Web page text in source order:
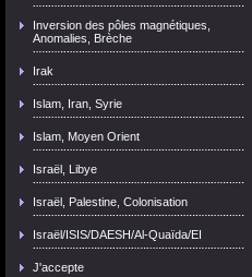
Inversion des pôles magnétiques,
Anomalies, Brèche
Irak
Islam, Iran, Syrie
Islam, Moyen Orient
Israël, Libye
Israël, Palestine, Colonisation
Israël/ISIS/DAESH/Al-Quaïda/EI
J'accepte